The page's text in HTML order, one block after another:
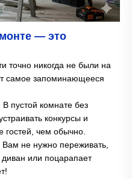
— это
точно никогда не были на
самое запоминающееся
В пустой комнате без
конкурсы и
гостей, чем обычно.
Вам не нужно переживать,
диван или поцарапает